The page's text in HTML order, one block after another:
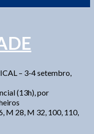
– 3-4 setembro,
(13h), por
M 28, M 32, 100, 110,